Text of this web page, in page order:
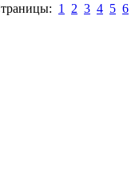
1 2 3 4 5 6